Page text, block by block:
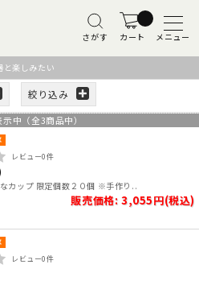
さがす カート メニュー
楽しみたい
絞り込み
示中（全3商品中）
レビュー0件
カップ 限定個数２０個 ※手作り..
販売価格: 3,055円(税込)
レビュー0件